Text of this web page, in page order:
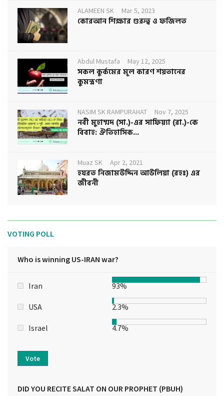
ALAMEEN SK Mar 5, 2023
কোরআন শিক্ষার গুরুত্ব ও ফজিলত
Abdul Mustafa May 12, 2025
সকল কুর্কমের মূল কারণ শয়তানের
কুমন্ত্রণা
NASIM SK RAMPURAHAT Nov 7, 2025
নবী মুহাম্মদ (সা.)-এর সাফিয়্যা (রা.)-কে
বিবাহ: ঐতিহাসিক...
Muaz SK Apr 2, 2021
হযরত নিজামউদ্দিন আউলিয়া (রহঃ) এর
জীবনী
VOTING POLL
Who is winning US-IRAN war?
Iran 93%
USA 2.3%
Israel 4.7%
Vote
DID YOU RECITE SALAT ON OUR PROPHET (PBUH)